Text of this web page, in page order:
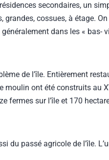
secondaires, un
cossues, à étage.
dans les « bas-
de l’île. Entièrement
ont été construits au
fermes sur l’île et 170
du passé agricole de l’île.